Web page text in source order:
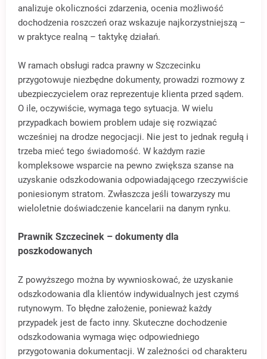
analizuje okoliczności zdarzenia, ocenia możliwość
dochodzenia roszczeń oraz wskazuje najkorzystniejszą –
w praktyce realną – taktykę działań.
W ramach obsługi radca prawny w Szczecinku
przygotowuje niezbędne dokumenty, prowadzi rozmowy z
ubezpieczycielem oraz reprezentuje klienta przed sądem.
O ile, oczywiście, wymaga tego sytuacja. W wielu
przypadkach bowiem problem udaje się rozwiązać
wcześniej na drodze negocjacji. Nie jest to jednak regułą i
trzeba mieć tego świadomość. W każdym razie
kompleksowe wsparcie na pewno zwiększa szanse na
uzyskanie odszkodowania odpowiadającego rzeczywiście
poniesionym stratom. Zwłaszcza jeśli towarzyszy mu
wieloletnie doświadczenie kancelarii na danym rynku.
Prawnik Szczecinek – dokumenty dla
poszkodowanych
Z powyższego można by wywnioskować, że uzyskanie
odszkodowania dla klientów indywidualnych jest czymś
rutynowym. To błędne założenie, ponieważ każdy
przypadek jest de facto inny. Skuteczne dochodzenie
odszkodowania wymaga więc odpowiedniego
przygotowania dokumentacji. W zależności od charakteru